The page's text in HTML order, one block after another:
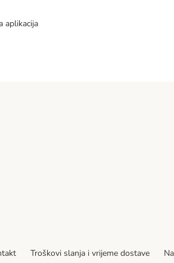
aplikacija
Troškovi slanja i vrijeme dostave